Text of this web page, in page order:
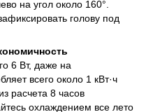
на угол около 160°.
голову под
6 Вт, даже на
всего около 1 кВт·ч
расчета 8 часов
охлаждением все лето